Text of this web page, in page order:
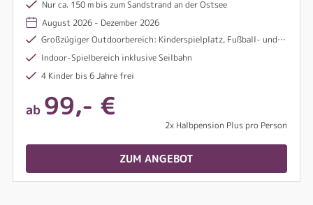
euer Platz zum Entdecken, Entspannen und
Wohlfühlen.
Nur ca. 150 m bis zum Sandstrand an der Ostsee
August 2026 - Dezember 2026
Großzügiger Outdoorbereich: Kinderspielplatz, Fußball- und Volleyballplatz sowie eine Rennfahrwiese (Autoscooter gegen Gebühr)
Indoor-Spielbereich inklusive Seilbahn
4 Kinder bis 6 Jahre frei
ab 99,- €
2x Halbpension Plus pro Person
ZUM ANGEBOT